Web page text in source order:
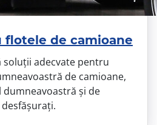
de camioane
soluţii adecvate pentru
de camioane,
şi de